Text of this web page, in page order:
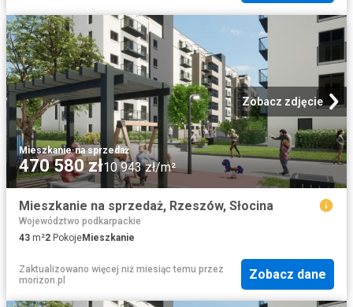
Zobacz zdjęcie
Mieszkanie·na sprzedaż
470 580 zł10 943 zł/m²
Mieszkanie na sprzedaż, Rzeszów, Słocina
Województwo podkarpackie
43 m²2 PokojeMieszkanie
Zaktualizowano więcej niż miesiąc temu przez
morizon.pl
Zobacz dane